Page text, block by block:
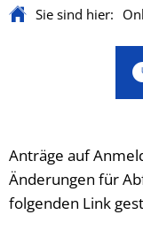
Sie sind hier:
Anträge
Anträge auf
Änderungen für
folgenden Link